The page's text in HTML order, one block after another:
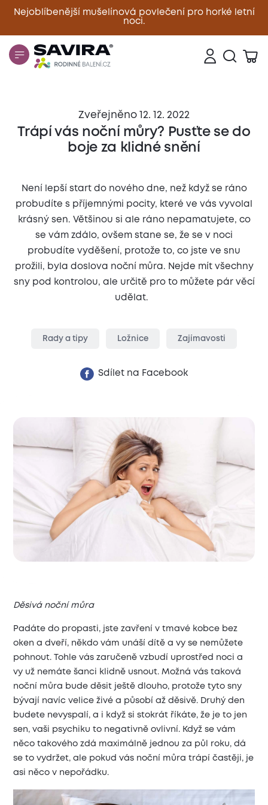
Nejoblíbenější mušelínová povlečení pro horké letní
noci.
Zavřít
Zveřejněno 12. 12. 2022
Trápí vás noční můry? Pusťte se do
boje za klidné snění
Není lepší start do nového dne, než když se ráno
probudíte s příjemnými pocity, které ve vás vyvolal
krásný sen. Většinou si ale ráno nepamatujete, co
se vám zdálo, ovšem stane se, že se v noci
probudíte vyděšení, protože to, co jste ve snu
prožili, byla doslova noční můra. Nejde mít všechny
sny pod kontrolou, ale určitě pro to můžete pár věcí
udělat.
Rady a tipy Ložnice Zajímavosti
Sdílet na Facebook
Děsivá noční můra
Padáte do propasti, jste zavření v tmavé kobce bez
oken a dveří, někdo vám unáší dítě a vy se nemůžete
pohnout. Tohle vás zaručeně vzbudí uprostřed noci a
vy už nemáte šanci klidně usnout. Možná vás taková
noční můra bude děsit ještě dlouho, protože tyto sny
bývají navíc velice živé a působí až děsivě. Druhý den
budete nevyspalí, a i když si stokrát říkáte, že je to jen
sen, vaši psychiku to negativně ovlivní. Když se vám
něco takového zdá maximálně jednou za půl roku, dá
se to vydržet, ale pokud vás noční můra trápí častěji, je
asi něco v nepořádku.